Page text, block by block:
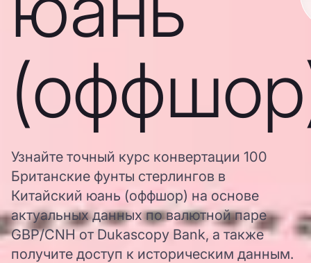
Узнайте точный курс конвертации 100
Британские фунты стерлингов в
Китайский юань (оффшор) на основе
актуальных данных по валютной паре
GBP/CNH от Dukascopy Bank, а также
получите доступ к историческим данным.